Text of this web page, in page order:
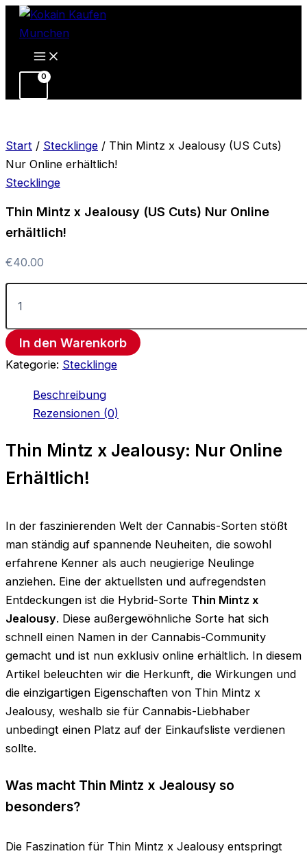
Zum
Inhalt
Start / Stecklinge / Thin Mintz x Jealousy (US Cuts)
Nur Online erhältlich!
Stecklinge
Thin Mintz x Jealousy (US Cuts) Nur Online
erhältlich!
€40.00
Thin
Mintz
Cuts)
Online
In den Warenkorb
Kategorie: Stecklinge
Beschreibung
Rezensionen (0)
Thin Mintz x Jealousy: Nur Online
Erhältlich!
In der faszinierenden Welt der Cannabis-Sorten stößt
man ständig auf spannende Neuheiten, die sowohl
erfahrene Kenner als auch neugierige Neulinge
anziehen. Eine der aktuellsten und aufregendsten
Entdeckungen ist die Hybrid-Sorte Thin Mintz x
Jealousy. Diese außergewöhnliche Sorte hat sich
schnell einen Namen in der Cannabis-Community
gemacht und ist nun exklusiv online erhältlich. In diesem
Artikel beleuchten wir die Herkunft, die Wirkungen und
die einzigartigen Eigenschaften von Thin Mintz x
Jealousy, weshalb sie für Cannabis-Liebhaber
unbedingt einen Platz auf der Einkaufsliste verdienen
sollte.
Was macht Thin Mintz x Jealousy so
besonders?
Die Faszination für Thin Mintz x Jealousy entspringt